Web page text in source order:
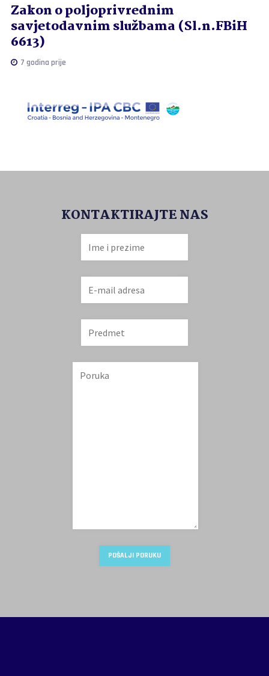
Zakon o poljoprivrednim
savjetodavnim službama (Sl.n.FBiH
6613)
7 godina prije
KONTAKTIRAJTE NAS